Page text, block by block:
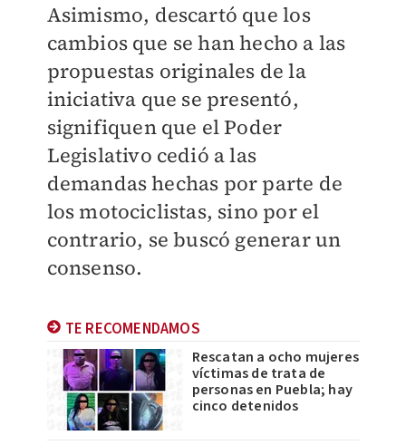
Asimismo, descartó que los
cambios que se han hecho a las
propuestas originales de la
iniciativa que se presentó,
signifiquen que el Poder
Legislativo cedió a las
demandas hechas por parte de
los motociclistas, sino por el
contrario, se buscó generar un
consenso.
TE RECOMENDAMOS
Rescatan a ocho mujeres
víctimas de trata de
personas en Puebla; hay
cinco detenidos